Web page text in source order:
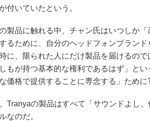
付いていたという。
製品に触れる中、チャン氏はいつしか
るために、自分のヘッドフォンブラン
に、限られた人にだけ製品を届けるの
もが持つ基本的な権利であるはず」と
価格で提供することに専念する」ために
Tranyaの製品はすべて「サウンドよし
なのだ。